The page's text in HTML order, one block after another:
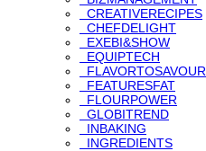
CREATIVERECIPES
CHEFDELIGHT
EXEBI&SHOW
EQUIPTECH
FLAVORTOSAVOUR
FEATURESFAT
FLOURPOWER
GLOBITREND
INBAKING
INGREDIENTS